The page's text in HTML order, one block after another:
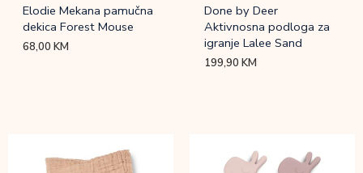
Elodie Mekana pamučna
dekica Forest Mouse
68,00KM
Done by Deer
Aktivnosna podloga za
igranje Lalee Sand
199,90KM